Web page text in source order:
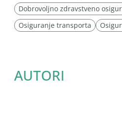
Dobrovoljno zdravstveno
Osiguranje transporta
AUTORI